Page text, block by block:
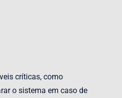
críticas, como
o sistema em caso de